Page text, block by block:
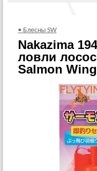
• Блесны SW
Nakazima
ловли
Salmon